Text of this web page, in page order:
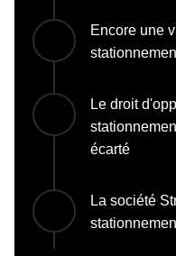
Encore une
Le droit
écarté
La société